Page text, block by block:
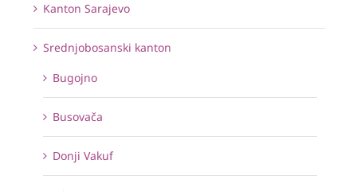
Kanton Sarajevo
Srednjobosanski kanton
Bugojno
Busovača
Donji Vakuf